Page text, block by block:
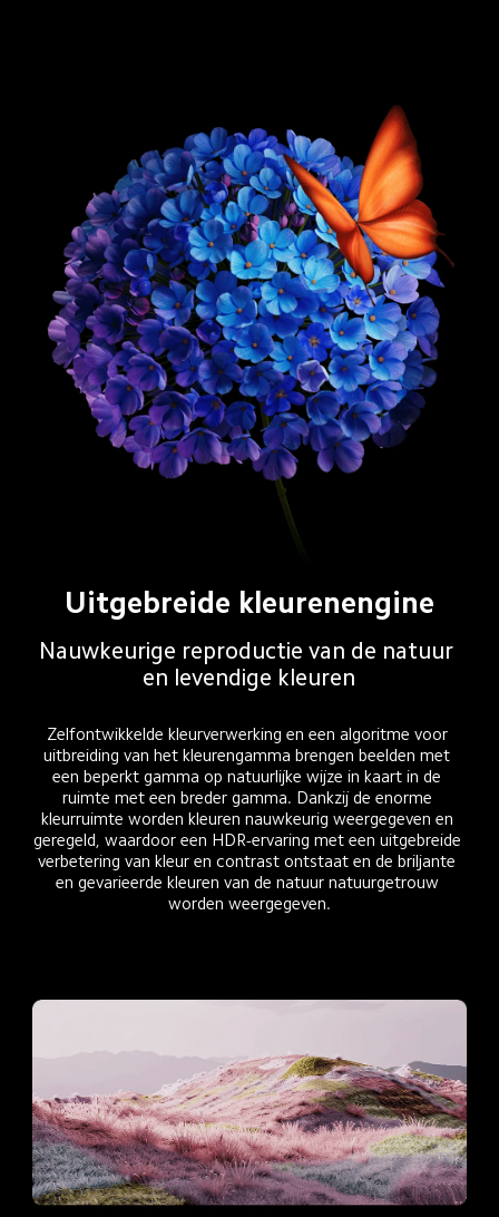
Uitgebreide kleurenengine
Nauwkeurige reproductie van de natuur
en levendige kleuren
Zelfontwikkelde kleurverwerking en een algoritme voor
uitbreiding van het kleurengamma brengen beelden met
een beperkt gamma op natuurlijke wijze in kaart in de
ruimte met een breder gamma. Dankzij de enorme
kleurruimte worden kleuren nauwkeurig weergegeven en
geregeld, waardoor een HDR-ervaring met een uitgebreide
verbetering van kleur en contrast ontstaat en de briljante
en gevarieerde kleuren van de natuur natuurgetrouw
worden weergegeven.